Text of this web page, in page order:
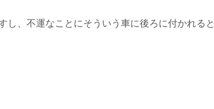
し、不運なことにそういう車に後ろに付かれると